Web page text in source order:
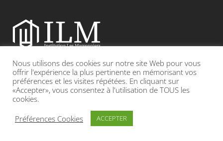
Etablissement catholique sous contrat d’association avec l’Etat
Adresse : 19, Grande rue 69420 CONDRIEU
INFOS LÉGALES POLITIQUE DE CONFIDENTIALITÉ
Nous utilisons des cookies sur notre site Web pour vous
offrir l'expérience la plus pertinente en mémorisant vos
préférences et les visites répétées. En cliquant sur
«Accepter», vous consentez à l'utilisation de TOUS les
cookies.
Préférences Cookies
ACCEPTER